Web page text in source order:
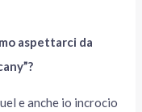
aspettarci da
e anche io incrocio